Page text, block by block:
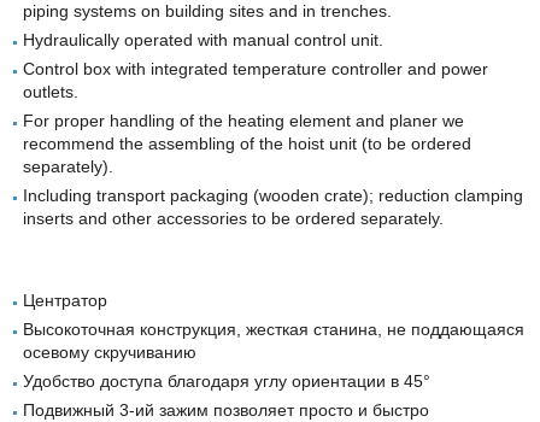
piping systems on building sites and in trenches.
Hydraulically operated with manual control unit.
Control box with integrated temperature controller and power
outlets.
For proper handling of the heating element and planer we
recommend the assembling of the hoist unit (to be ordered
separately).
Including transport packaging (wooden crate); reduction clamping
inserts and other accessories to be ordered separately.
Центратор
Высокоточная конструкция, жесткая станина, не поддающаяся
осевому скручиванию
Удобство доступа благодаря углу ориентации в 45°
Подвижный 3-ий зажим позволяет просто и быстро